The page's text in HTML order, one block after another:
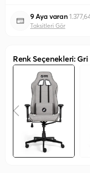
9 Aya varan
Taksitleri Gör
Renk Seçenekleri: Gri